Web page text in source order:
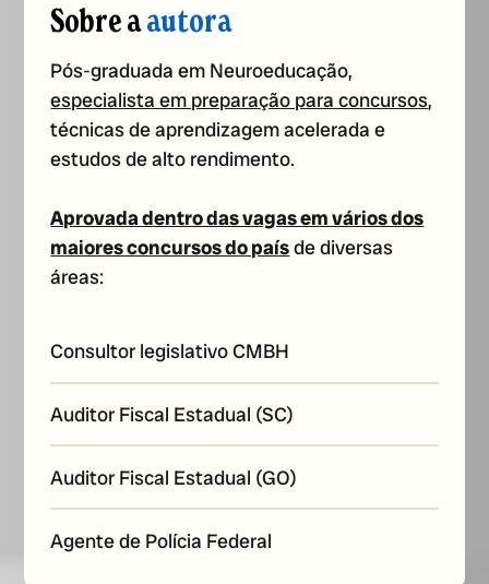
Sobre aautora
Pós-graduada em Neuroeducação,
especialista em preparação para concursos,
técnicas de aprendizagem acelerada e
estudos de alto rendimento.
Aprovada dentro das vagas em vários dos
maiores concursos do paísde diversas
áreas:
Consultor legislativo CMBH
Auditor Fiscal Estadual (SC)
Auditor Fiscal Estadual (GO)
Agente de Polícia Federal